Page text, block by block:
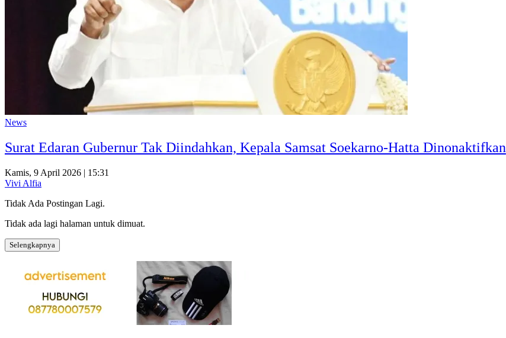
News
Surat Edaran Gubernur Tak Diindahkan, Kepala Samsat Soekarno-Hatta Dinonaktifkan
Kamis, 9 April 2026 | 15:31
Vivi Alfia
Tidak Ada Postingan Lagi.
Tidak ada lagi halaman untuk dimuat.
Selengkapnya